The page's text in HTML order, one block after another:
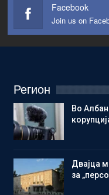
Facebook
Join us on
Регион
Во
Двајца
за